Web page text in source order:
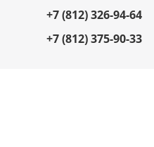
+7 (812) 326-94-64
+7 (812) 375-90-33